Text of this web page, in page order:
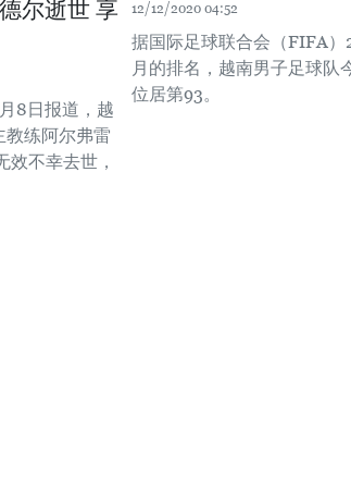
尔逝世 享
8日报道，越
教练阿尔弗雷
效不幸去世，
12/12/2020 04:52
据国际足球联合会（FIFA）
月的排名，越南男子足球队
位居第93。